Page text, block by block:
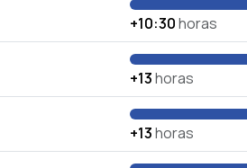
+10:30horas
+13horas
+13horas